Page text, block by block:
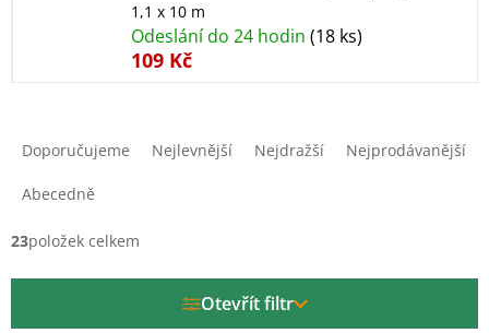
1,1 x 10 m
Odeslání do 24 hodin (18 ks)
109 Kč
í
Doporučujeme Nejlevnější Nejdražší Nejprodávanější
Abecedně
23položek celkem
Otevřít filtr